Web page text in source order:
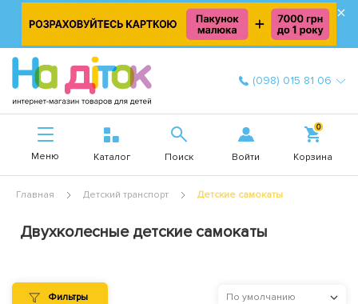
×
(098) 015 81 06
Меню Каталог Поиск Войти
0
Корзина
Главная Детский транспорт Детские самокаты
Двухколесные детские самокаты
Фильтры По умолчанию